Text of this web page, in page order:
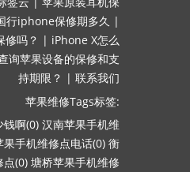
行iphone保修期多久 |
吗？ | iPhone X怎么
询苹果设备的保修和支
持期限？ | 联系我们
苹果维修Tags标签:
钱啊(0) 汉南苹果手机维
果手机维修点电话(0) 衡
点(0) 塘桥苹果手机维修